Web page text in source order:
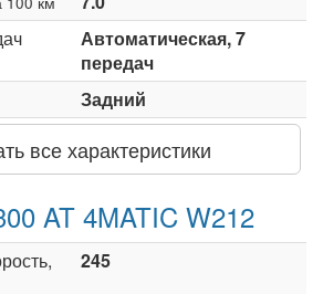
Автоматическая, 7
передач
Задний
все характеристики
AT 4MATIC W212
245